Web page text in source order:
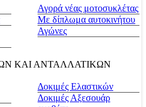
Αγορά νέας μοτοσυκλέτας
Με δίπλωμα αυτοκινήτου
Αγώνες
ΚΑΙ ΑΝΤΑΛΛΑΤΙΚΩΝ
Δοκιμές Ελαστικών
Δοκιμές Αξεσουάρ